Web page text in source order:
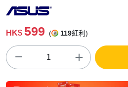
HK$ 599 ( 119紅利)